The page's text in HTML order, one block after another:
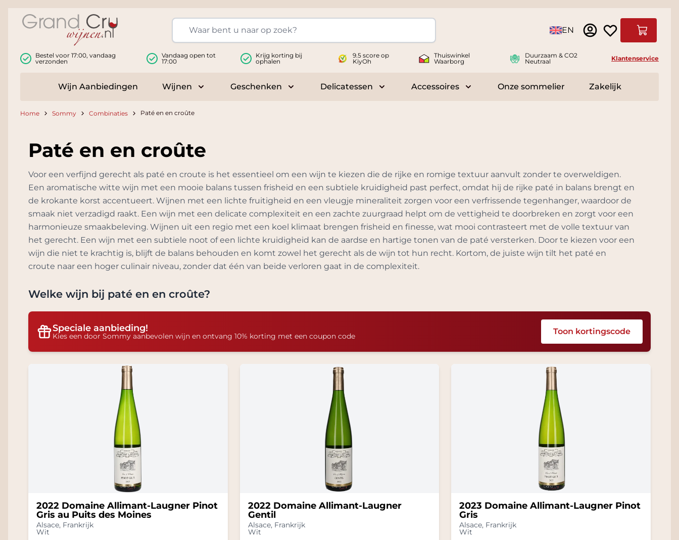
Taal EN
Bestel voor 17:00, vandaag
verzonden
Vandaag open tot
17:00
Krijg korting bij
ophalen
9.5 score op
KiyOh
Thuiswinkel
Waarborg
Duurzaam & CO2
Neutraal
Klantenservice
Wijn Aanbiedingen Wijnen
Toggle submenu for Wijnen
Geschenken
Toggle submenu for Geschenken
Delicatessen
Toggle submenu for Delicatessen
Accessoires
Toggle submenu for Accessoires
Onze sommelier Zakelijk
Home Sommy Combinaties Paté en en croûte
Paté en en croûte
Voor een verfijnd gerecht als paté en croute is het essentieel om een wijn te kiezen die de rijke en romige textuur aanvult zonder te overweldigen.
Een aromatische witte wijn met een mooie balans tussen frisheid en een subtiele kruidigheid past perfect, omdat hij de rijke paté in balans brengt en
de krokante korst accentueert. Wijnen met een lichte fruitigheid en een vleugje mineraliteit zorgen voor een verfrissende tegenhanger, waardoor de
smaak niet verzadigd raakt. Een wijn met een delicate complexiteit en een zachte zuurgraad helpt om de vettigheid te doorbreken en zorgt voor een
harmonieuze smaakbeleving. Wijnen uit een regio met een koel klimaat brengen frisheid en finesse, wat mooi contrasteert met de volle textuur van
het gerecht. Een wijn met een subtiele noot of een lichte kruidigheid kan de aardse en hartige tonen van de paté versterken. Door te kiezen voor een
wijn die niet te krachtig is, blijft de balans behouden en komt zowel het gerecht als de wijn tot hun recht. Kortom, de juiste wijn tilt het paté en
croute naar een hoger culinair niveau, zonder dat één van beide verloren gaat in de complexiteit.
Welke wijn bij paté en en croûte?
Speciale aanbieding!
Kies een door Sommy aanbevolen wijn en ontvang 10% korting met een coupon code Toon kortingscode
2022 Domaine Allimant-Laugner Pinot
Gris au Puits des Moines
Alsace, Frankrijk
Wit
2022 Domaine Allimant-Laugner
Gentil
Alsace, Frankrijk
Wit
2023 Domaine Allimant-Laugner Pinot
Gris
Alsace, Frankrijk
Wit